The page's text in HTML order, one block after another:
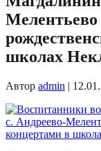
школах
Автор admin |